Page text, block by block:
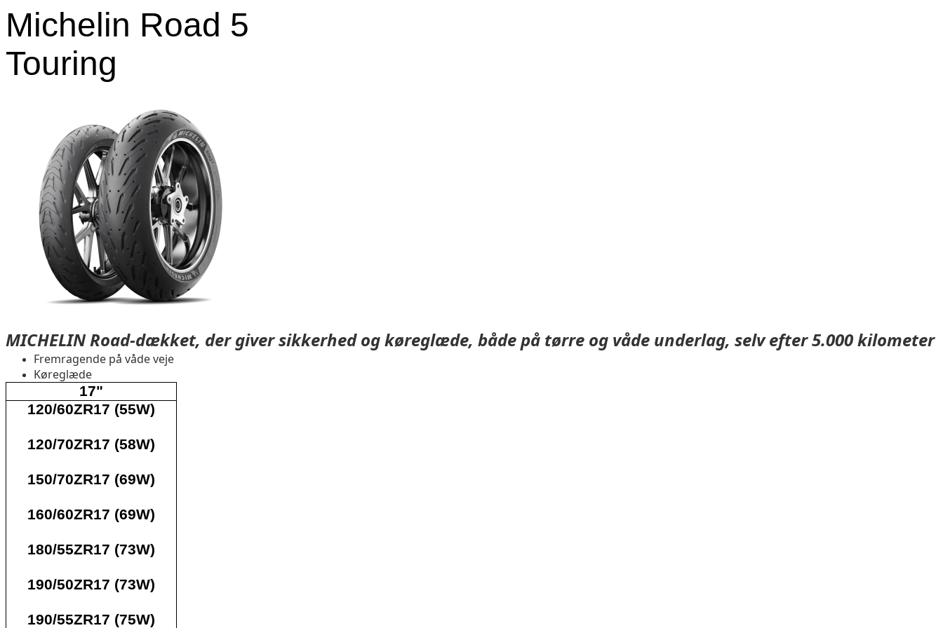
Michelin Road 5
Touring
MICHELIN Road-dækket, der giver sikkerhed og køreglæde, både på tørre og våde underlag, selv efter 5.000 kilometer
Fremragende på våde veje
Køreglæde
17"
120/60ZR17 (55W)
120/70ZR17 (58W)
150/70ZR17 (69W)
160/60ZR17 (69W)
180/55ZR17 (73W)
190/50ZR17 (73W)
190/55ZR17 (75W)